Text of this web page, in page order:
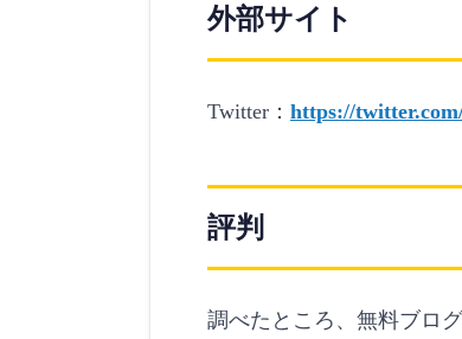
外部サイト
Twitter： https://
評判
調べたところ、無料ブロ